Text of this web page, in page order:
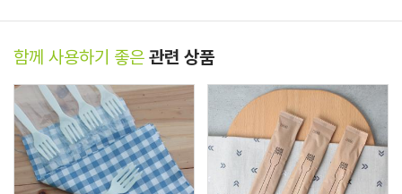
함께 사용하기 좋은 관련 상품